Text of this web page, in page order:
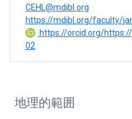
CEHL@mdibl.org
https://mdibl.org/faculty/
https://orcid.org/
02
地理的範囲